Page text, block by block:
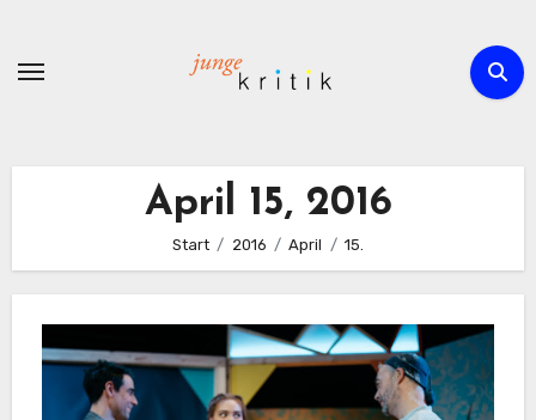
springen
April 15, 2016
Start 2016 April 15.